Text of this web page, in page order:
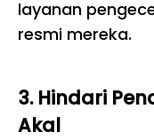
layanan
resmi mereka.
3. Hindari
Akal